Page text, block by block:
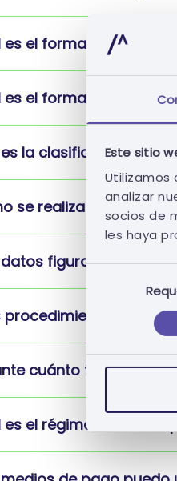
Este sitio
Utilizamos
analizar
socios de
les haya
Selección
de
es el formato de las
es el formato de los
la clasificación de
se realiza la
datos figuran en los
procedimientos por
cuánto tiempo
es el régimen de